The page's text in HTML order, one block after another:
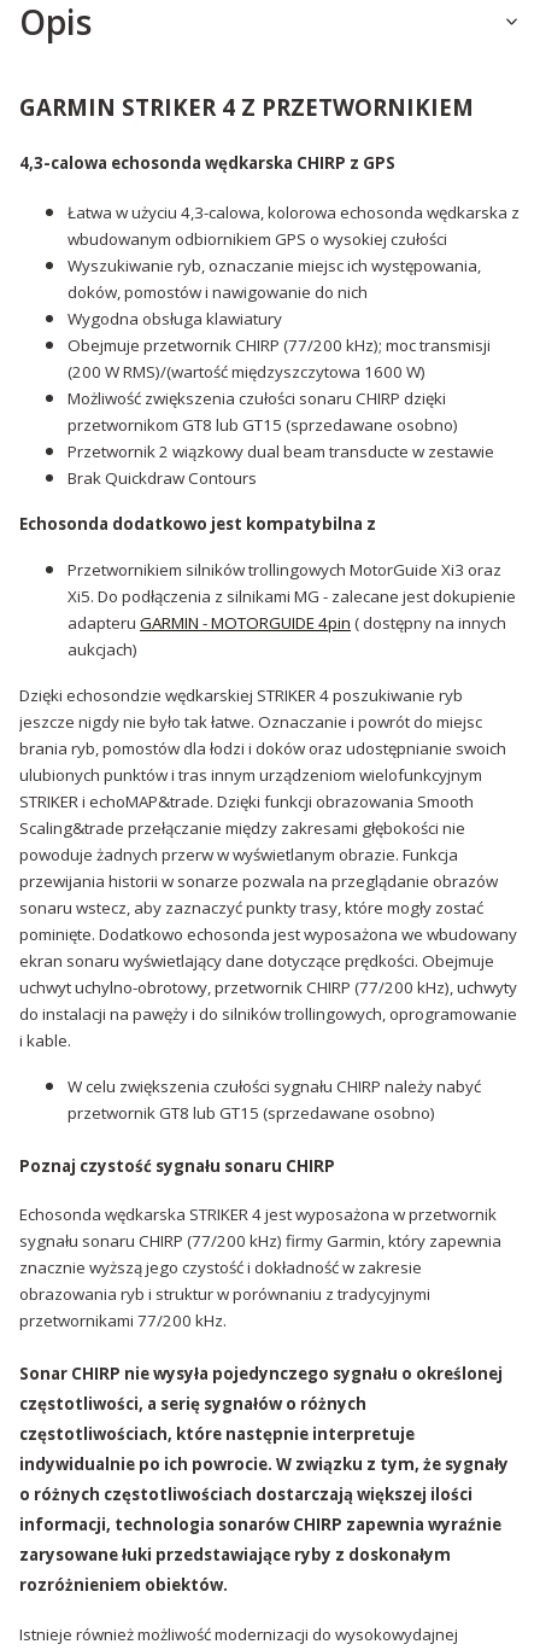
Opis
GARMIN STRIKER 4 Z PRZETWORNIKIEM
4,3-calowa echosonda wędkarska CHIRP z GPS
Łatwa w użyciu 4,3-calowa, kolorowa echosonda wędkarska z
wbudowanym odbiornikiem GPS o wysokiej czułości
Wyszukiwanie ryb, oznaczanie miejsc ich występowania,
doków, pomostów i nawigowanie do nich
Wygodna obsługa klawiatury
Obejmuje przetwornik CHIRP (77/200 kHz); moc transmisji
(200 W RMS)/(wartość międzyszczytowa 1600 W)
Możliwość zwiększenia czułości sonaru CHIRP dzięki
przetwornikom GT8 lub GT15 (sprzedawane osobno)
Przetwornik 2 wiązkowy dual beam transducte w zestawie
BrakQuickdraw Contours
Echosonda dodatkowo jest kompatybilna z
Przetwornikiem silników trollingowych MotorGuide Xi3 oraz
Xi5. Do podłączenia z silnikami MG - zalecane jest dokupienie
adapteru GARMIN - MOTORGUIDE 4pin ( dostępny na innych
aukcjach)
Dzięki echosondzie wędkarskiej STRIKER 4 poszukiwanie ryb
jeszcze nigdy nie było tak łatwe. Oznaczanie i powrót do miejsc
brania ryb, pomostów dla łodzi i doków oraz udostępnianie swoich
ulubionych punktów i tras innym urządzeniom wielofunkcyjnym
STRIKER i echoMAP&trade. Dzięki funkcji obrazowania Smooth
Scaling&trade przełączanie między zakresami głębokości nie
powoduje żadnych przerw w wyświetlanym obrazie. Funkcja
przewijania historii w sonarze pozwala na przeglądanie obrazów
sonaru wstecz, aby zaznaczyć punkty trasy, które mogły zostać
pominięte. Dodatkowo echosonda jest wyposażona we wbudowany
ekran sonaru wyświetlający dane dotyczące prędkości. Obejmuje
uchwyt uchylno-obrotowy, przetwornik CHIRP (77/200 kHz), uchwyty
do instalacji na pawęży i do silników trollingowych, oprogramowanie
i kable.
W celu zwiększenia czułości sygnału CHIRP należy nabyć
przetwornik GT8 lub GT15 (sprzedawane osobno)
Poznaj czystość sygnału sonaru CHIRP
Echosonda wędkarska STRIKER 4 jest wyposażona w przetwornik
sygnału sonaru CHIRP (77/200 kHz) firmy Garmin, który zapewnia
znacznie wyższą jego czystość i dokładność w zakresie
obrazowania ryb i struktur w porównaniu z tradycyjnymi
przetwornikami 77/200 kHz.
Sonar CHIRP nie wysyła pojedynczego sygnału o określonej
częstotliwości, a serię sygnałów o różnych
częstotliwościach, które następnie interpretuje
indywidualnie po ich powrocie. W związku z tym, że sygnały
o różnych częstotliwościach dostarczają większej ilości
informacji, technologia sonarów CHIRP zapewnia wyraźnie
zarysowane łuki przedstawiające ryby z doskonałym
rozróżnieniem obiektów.
Istnieje również możliwość modernizacji do wysokowydajnej